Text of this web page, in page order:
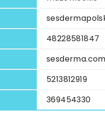
48228581847
sesderma.com
5213812919
369454330